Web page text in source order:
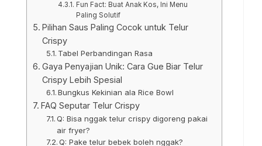
Fun Fact: Buat Anak Kos, Ini Menu
Paling Solutif
Pilihan Saus Paling Cocok untuk Telur
Crispy
Tabel Perbandingan Rasa
Gaya Penyajian Unik: Cara Gue Biar Telur
Crispy Lebih Spesial
Bungkus Kekinian ala Rice Bowl
FAQ Seputar Telur Crispy
Q: Bisa nggak telur crispy digoreng pakai
air fryer?
Q: Pake telur bebek boleh nggak?